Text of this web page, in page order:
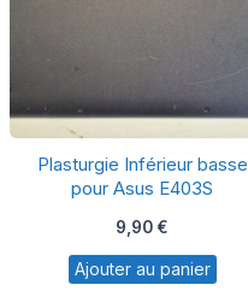
Plasturgie
Inférieur
basse
Asus
Plasturgie Inférieur basse
pour Asus E403S
9,90 €
Ajouter au panier